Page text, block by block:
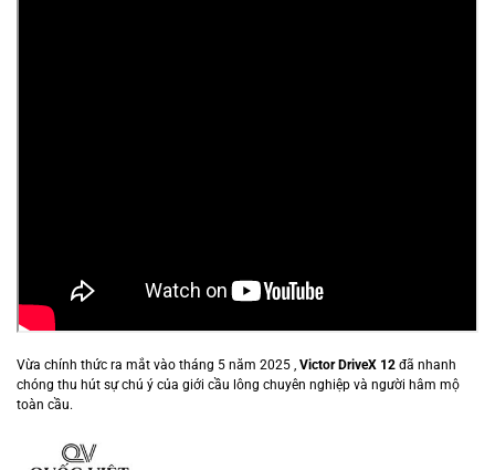
Vừa chính thức ra mắt vào tháng 5 năm 2025 , Victor DriveX 12 đã nhanh
chóng thu hút sự chú ý của giới cầu lông chuyên nghiệp và người hâm mộ
toàn cầu.